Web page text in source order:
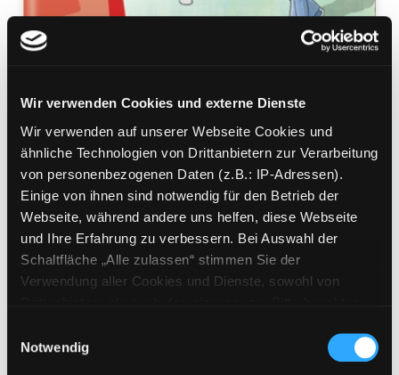
Wir verwenden Cookies und externe Dienste
Wir verwenden auf unserer Webseite Cookies und
ähnliche Technologien von Drittanbietern zur Verarbeitung
von personenbezogenen Daten (z.B.: IP-Adressen).
Einige von ihnen sind notwendig für den Betrieb der
Webseite, während andere uns helfen, diese Webseite
und Ihre Erfahrung zu verbessern. Bei Auswahl der
Schaltfläche „Alle zulassen“ stimmen Sie der
Verwendung aller Cookies und Dienste, sowohl von
Cookies von Drittanbietern, eine Verarbeitung in
unsicheren Drittländern (Länder außerhalb des EWR
Notwendig
Grundschulabschluss
Rechtschreibung
fit für den Übergang in Klasse 5 ; Klasse 4
Mediengruppe:Kinderbuch
Suche nach diesem Verfasser
Beschreibung ein-/ausblenden